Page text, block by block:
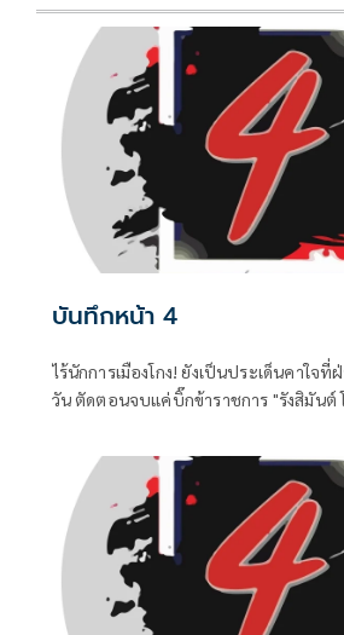
บันทึกหน้า 4
ไร้นักการเมืองโกง! ยังเป็นประเด็นคาใจ
วัน ตัดตอนจบแค่บิ๊กข้าราชการ "รังสิมันต์
กฎหมาย การยุติธรรรมและสิทธิมนุษยชน